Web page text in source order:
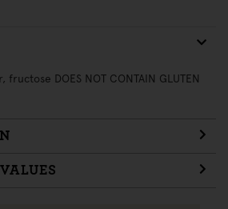
DOES NOT CONTAIN GLUTEN